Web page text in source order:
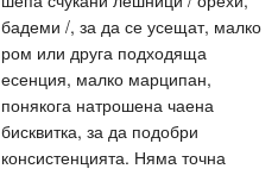
бадеми /, за да се усещат, малко
ром или друга подходяща
есенция, малко марципан,
понякога натрошена чаена
бисквитка, за да подобри
консистенцията. Няма точна